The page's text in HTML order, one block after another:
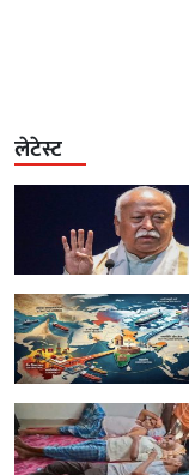
लेटेस्ट